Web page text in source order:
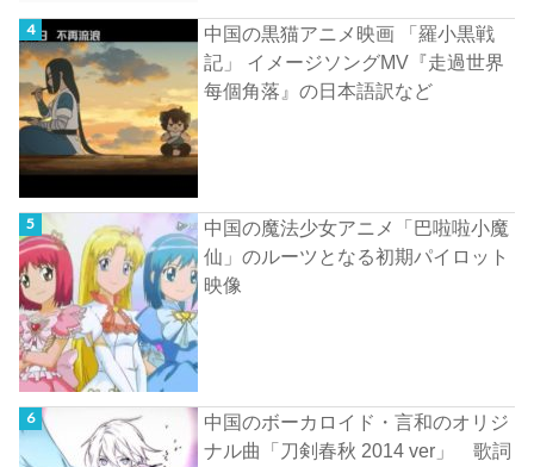
中国の黒猫アニメ映画 「羅小黒戦
記」 イメージソングMV『走過世界
每個角落』の日本語訳など
中国の魔法少女アニメ「巴啦啦小魔
仙」のルーツとなる初期パイロット
映像
中国のボーカロイド・言和のオリジ
ナル曲「刀剣春秋 2014 ver」 歌詞